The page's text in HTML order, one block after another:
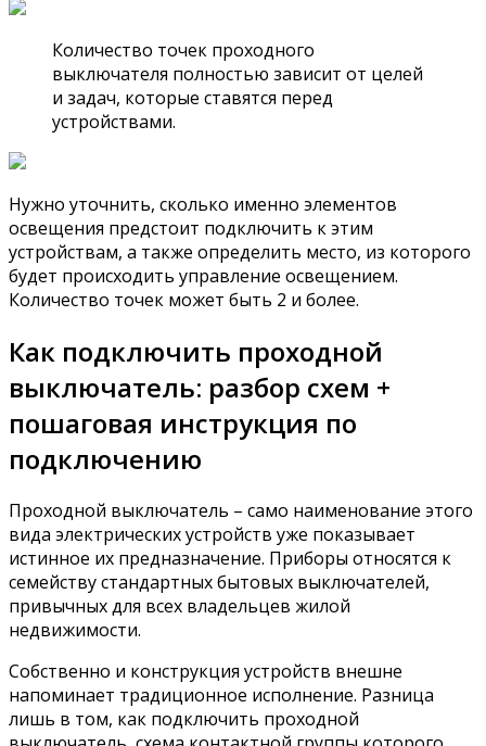
Количество точек проходного
выключателя полностью зависит от целей
и задач, которые ставятся перед
устройствами.
Нужно уточнить, сколько именно элементов
освещения предстоит подключить к этим
устройствам, а также определить место, из которого
будет происходить управление освещением.
Количество точек может быть 2 и более.
Как подключить проходной
выключатель: разбор схем +
пошаговая инструкция по
подключению
Проходной выключатель – само наименование этого
вида электрических устройств уже показывает
истинное их предназначение. Приборы относятся к
семейству стандартных бытовых выключателей,
привычных для всех владельцев жилой
недвижимости.
Собственно и конструкция устройств внешне
напоминает традиционное исполнение. Разница
лишь в том, как подключить проходной